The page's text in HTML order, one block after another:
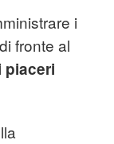
i
fronte al
piaceri